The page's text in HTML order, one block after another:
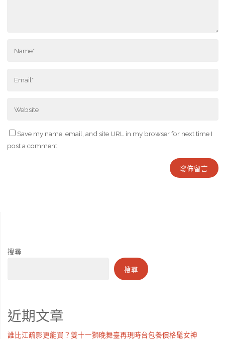
Save my name, email, and site URL in my browser for next time I
post a comment.
搜尋
搜尋
近期文章
誰比江疏影更能買？雙十一獅晚舞臺再現時台包養價格髦女神